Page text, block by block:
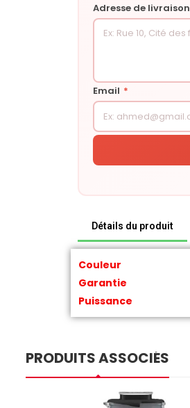
Adresse de livraison
Email *
Détails du produit
Couleur
Garantie
Puissance
PRODUITS ASSOCIÉS